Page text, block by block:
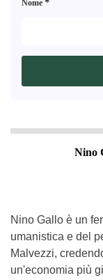
Nome
Nino
Nino Gallo è un
umanistica e del
Malvezzi,
un'economia più